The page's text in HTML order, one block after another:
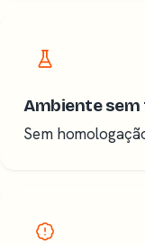
Ambiente
Sem